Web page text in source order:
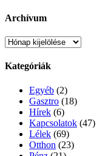
Archívum
Archívum
Kategóriák
Egyéb (2)
Gasztro (18)
Hírek (6)
Kapcsolatok (47)
Lélek (69)
Otthon (23)